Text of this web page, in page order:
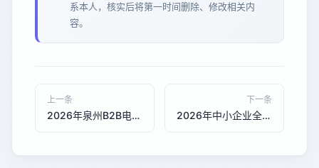
系本人，核实后将第一时间删除、修改相关内
容。
上一条
2026年泉州B2B电商平台开发对比：承恒科技vs主流服务商，定制化方案性价比评测
下一条
2026年中小企业全网营销对比分析 - 行业趋势与方案选择